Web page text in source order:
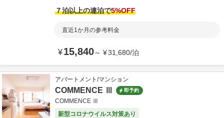
７泊以上の連泊で5%OFF
直近1か月の参考料金
¥15,840～ ¥31,680/泊
アパートメント/マンション
COMMENCE Ⅲ 即予約
COMMENCE Ⅲ
新型コロナウイルス対策あり